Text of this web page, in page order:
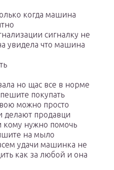
когда машина
сигналку не
увидела что машина
но щас все в норме
покупать
можно просто
делают продавци
кому нужно помочь
на мыло
удачи машинка не
как за любой и она